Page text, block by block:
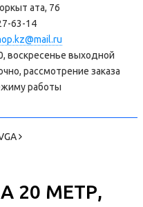
ата, 76
63-14
воскресенье выходной
рассмотрение заказа
работы
20 МЕТР,